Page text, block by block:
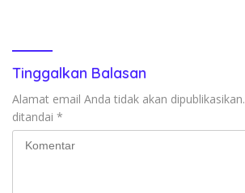
Tinggalkan Balasan
Alamat email Anda tidak akan dipublikasikan.
ditandai *